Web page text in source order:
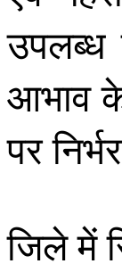
उपलब्ध
आभाव
पर
जिले में